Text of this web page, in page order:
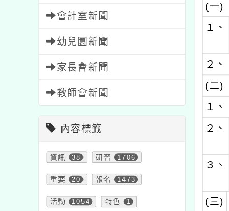
會計室新聞
幼兒園新聞
家長會新聞
教師會新聞
內容標籤
資訊 38 研習 1706
重要 20 報名 1473
活動 1054 特色 1
(一)
１、
２、
(二)
１、
２、
３、
(三)